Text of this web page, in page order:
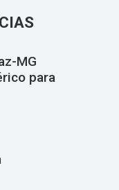
MG
para